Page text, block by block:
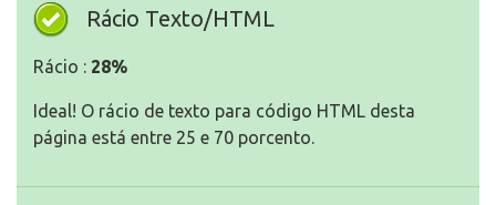
Rácio Texto/HTML
Rácio : 28%
Ideal! O rácio de texto para código HTML desta
página está entre 25 e 70 porcento.